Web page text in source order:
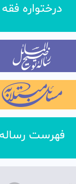
درختواره فقه
فهرست رساله